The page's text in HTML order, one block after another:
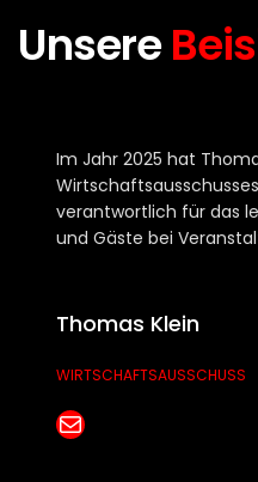
Unsere
Im Jahr 2025 hat
verantwortlich für das
und Gäste bei
Thomas Klein
WIRTSCHAFTSAUSSCHUSS
E-Mail senden